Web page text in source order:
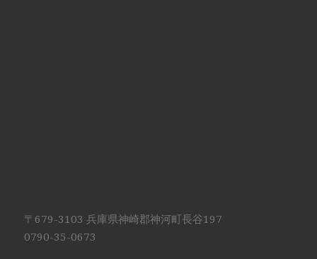
〒679-3103 兵庫県神崎郡神河町長谷197
0790-35-0673